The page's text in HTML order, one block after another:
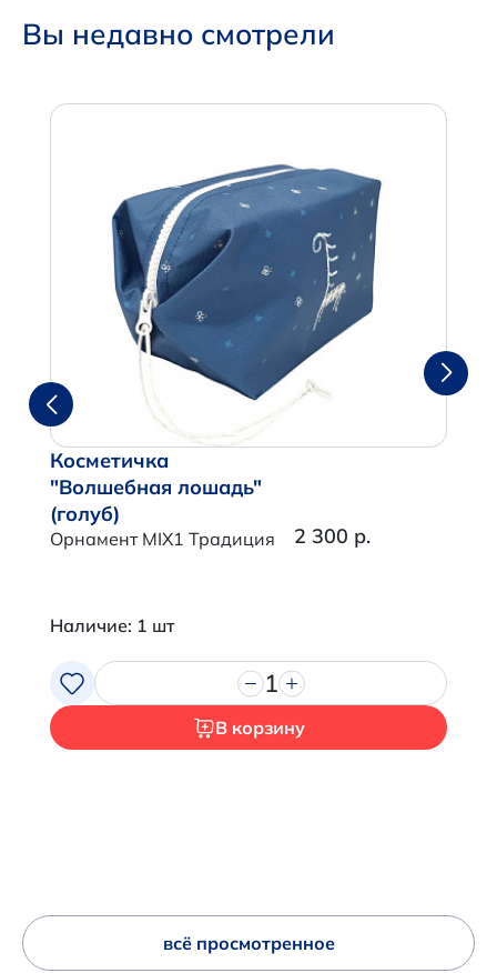
Вы недавно смотрели
Косметичка
"Волшебная лошадь"
(голуб)
Орнамент MIX1 Традиция 2 300 р.
Наличие: 1 шт
1
В корзину
всё просмотренное